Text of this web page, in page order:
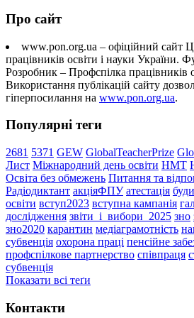
Про сайт
www.pon.org.ua – офіційний сайт
працівників освіти і науки України.
Розробник – Профспілка працівників
Використання публікацій сайту
гіперпосилання на www.pon.org.ua.
Популярні теги
2681 5371 GEW GlobalTeacherPrize
Лист Міжнародний день освіти НМТ
Освіта без обмежень Питання та
Радіодиктант акціяФПУ атестація
освіти вступ2023 вступна кампанія
дослідження звіти_і_вибори_2025 зно
зно2020 карантин медіаграмотність
субвенція охорона праці пенсійне
профспілкове партнерство співпраця
субвенція
Показати всі теґи
Контакти